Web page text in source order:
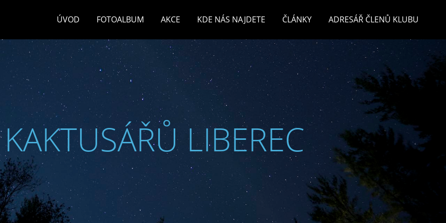
ÚVOD FOTOALBUM AKCE KDE NÁS NAJDETE ČLÁNKY ADRESÁŘ ČLENŮ KLUBU
LIBEREC